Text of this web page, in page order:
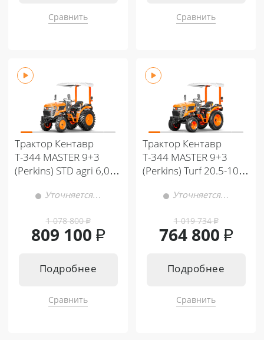
Сравнить Сравнить
Трактор Кентавр
Т-344 MASTER 9+3
(Perkins) STD agri 6,00-
Уточняется…
1 078 800₽
809 100 ₽
Подробнее
Сравнить
Трактор Кентавр
Т-344 MASTER 9+3
(Perkins) Turf 20.5-10 /
Уточняется…
1 019 734₽
764 800 ₽
Подробнее
Сравнить